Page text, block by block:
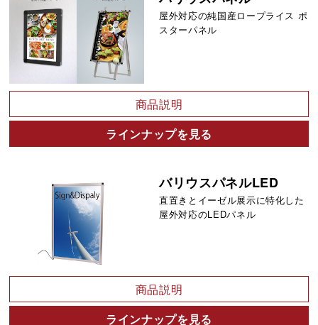
屋外対応の純国産ロープライス ポ
スターパネル
商品説明
ラインナップを見る
バリウスパネルLED
直置きとイーゼル展示に特化した
屋外対応のLEDパネル
商品説明
ラインナップを見る